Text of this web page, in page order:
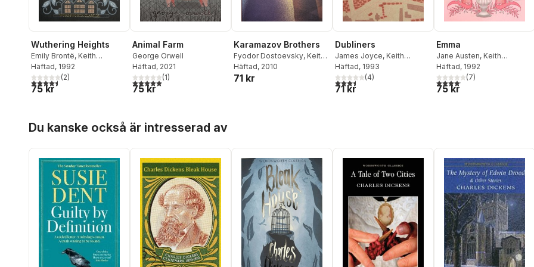
Wuthering Heights
Emily Brontë, Keith
Carabine
Häftad, 1992
4,5utav 5 stjärnor. Totalt antal röster:
(2)
75 kr
Animal Farm
George Orwell
Häftad, 2021
5,0utav 5 stjärnor. Totalt antal röster:
(1)
75 kr
Karamazov Brothers
Fyodor Dostoevsky, Keith
Carabine
Häftad, 2010
71 kr
Dubliners
James Joyce, Keith
Carabine
Häftad, 1993
3,5utav 5 stjärnor. Totalt antal röster:
(4)
71 kr
Emma
Jane Austen, Keith
Carabine
Häftad, 1992
4,1utav 5 stjärnor. Totalt
(7)
75 kr
Du kanske också är intresserad av